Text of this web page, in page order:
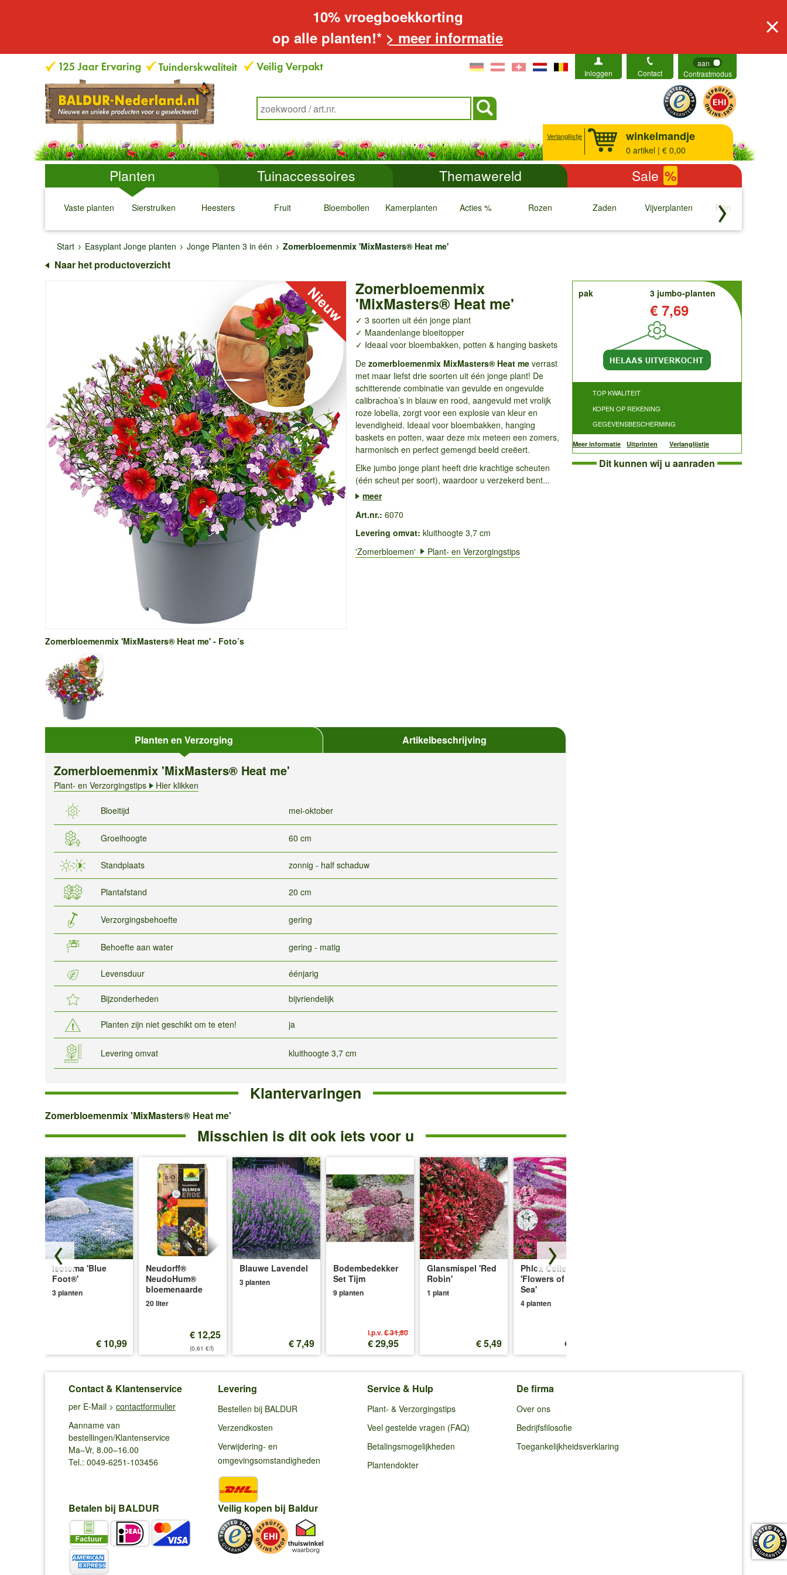
10% vroegboekkorting
op alle planten!* > meer informatie
Inloggen Contact
aan
Contrastmodus
Verlanglijstje winkelmandje
0 artikel | € 0,00
Planten Tuinaccessoires Themawereld Sale %
Vaste planten
↓
Sierstruiken
↓
Heesters
↓
Fruit
↓
Bloembollen
↓
Kamerplanten
↓
Acties %
↓
Rozen
↓
Zaden
↓
Vijverplanten
↓
Rariteiten
↓
Start
Easyplant Jonge planten Jonge Planten 3 in één Zomerbloemenmix 'MixMasters® Heat me'
Naar het productoverzicht
Zomerbloemenmix
'MixMasters® Heat me'
✓ 3 soorten uit één jonge plant
✓ Maandenlange bloeitopper
✓ Ideaal voor bloembakken, potten & hanging baskets
De zomerbloemenmix MixMasters® Heat meverrast
met maar liefst drie soorten uit één jonge plant! De
schitterende combinatie van gevulde en ongevulde
calibrachoa’s in blauw en rood, aangevuld met vrolijk
roze lobelia, zorgt voor een explosie van kleur en
levendigheid. Ideaal voor bloembakken, hanging
baskets en potten, waar deze mix meteen een zomers,
harmonisch en perfect gemengd beeld creëert.
Elke jumbo jonge plant heeft drie krachtige scheuten
(één scheut per soort), waardoor u verzekerd bent...
meer
Art.nr.: 6070
Levering omvat: kluithoogte 3,7 cm
'Zomerbloemen'
Plant- en Verzorgingstips
Zomerbloemenmix 'MixMasters® Heat me' - Foto’s
Planten en Verzorging Artikelbeschrijving
Zomerbloemenmix 'MixMasters® Heat me'
Plant- en Verzorgingstips Hier klikken
Bloeitijd mei-oktober
Groeihoogte 60 cm
Standplaats zonnig - half schaduw
Plantafstand 20 cm
Verzorgingsbehoefte gering
Behoefte aan water gering - matig
Levensduur éénjarig
Bijzonderheden bijvriendelijk
Planten zijn niet geschikt om te eten! ja
Levering omvat kluithoogte 3,7 cm
Klantervaringen
Zomerbloemenmix
me'
Zomerbloemenmix 'MixMasters® Heat me'
Misschien is dit ook iets voor u
Isotoma 'Blue
Foot®'
3 planten
€ 10,99
Neudorff®
NeudoHum®
bloemenaarde
20 liter
€ 12,25
(0,61 €/l)
Blauwe Lavendel
3 planten
€ 7,49
Bodembedekker
Set Tijm
9 planten
i.p.v.€ 31,80
€ 29,95
Glansmispel 'Red
Robin'
1 plant
€ 5,49
Phlox Collectie
'Flowers of the
Sea'
4 planten
€ 13,25
order
pak
3 jumbo-planten
€ 7,69
TOP KWALITEIT
KOPEN OP REKENING
GEGEVENSBESCHERMING
Meer informatie Uitprinten Verlanglijstje
Dit kunnen wij u aanraden
Contact & Klantenservice
per E-Mail > contactformulier
Aanname van
bestellingen/Klantenservice
Ma–Vr, 8.00–16.00
Tel.: 0049-6251-103456
Levering
Bestellen bij BALDUR
Verzendkosten
Verwijdering- en
omgevingsomstandigheden
Service & Hulp
Plant- & Verzorgingstips
Veel gestelde vragen (FAQ)
Betalingsmogelijkheden
Plantendokter
De firma
Over ons
Bedrijfsfilosofie
Toegankelijkheidsverklaring
Betalen bij BALDUR Veilig kopen bij Baldur